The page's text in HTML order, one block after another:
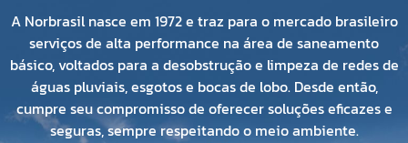
A Norbrasil nasce em 1972 e traz para o mercado brasileiro
serviços de alta performance na área de saneamento
básico, voltados para a desobstrução e limpeza de redes de
águas pluviais, esgotos e bocas de lobo. Desde então,
cumpre seu compromisso de oferecer soluções eficazes e
seguras, sempre respeitando o meio ambiente.